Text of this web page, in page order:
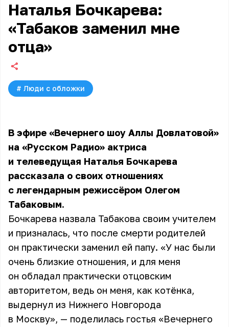
Наталья Бочкарева:
«Табаков заменил мне
отца»
# Люди с обложки
В эфире «Вечернего шоу Аллы Довлатовой»
на «Русском Радио» актриса
и телеведущая Наталья Бочкарева
рассказала о своих отношениях
с легендарным режиссёром Олегом
Табаковым.
Бочкарева назвала Табакова своим учителем
и призналась, что после смерти родителей
он практически заменил ей папу. «У нас были
очень близкие отношения, и для меня
он обладал практически отцовским
авторитетом, ведь он меня, как котёнка,
выдернул из Нижнего Новгорода
в Москву», — поделилась гостья «Вечернего